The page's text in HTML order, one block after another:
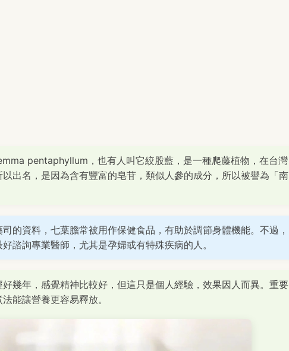
pentaphyllum，也有人叫它絞股藍，是一種爬藤植物，在台灣
出名，是因為含有豐富的皂苷，類似人參的成分，所以被譽為「南
的資料，七葉膽常被用作保健食品，有助於調節身體機能。不過，
諮詢專業醫師，尤其是孕婦或有特殊疾病的人。
幾年，感覺精神比較好，但這只是個人經驗，效果因人而異。重要
能讓營養更容易釋放。